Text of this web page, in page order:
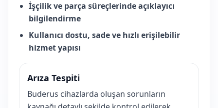
İşçilik ve parça süreçlerinde açıklayıcı
bilgilendirme
Kullanıcı dostu, sade ve hızlı erişilebilir
hizmet yapısı
Arıza Tespiti
Buderus cihazlarda oluşan sorunların